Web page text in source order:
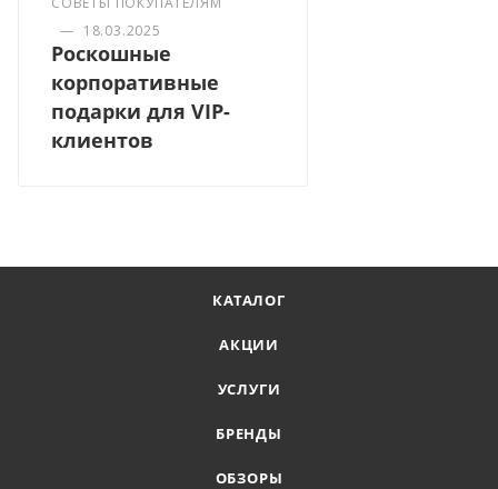
— 18.03.2025
Роскошные
корпоративные
подарки для VIP-
клиентов
КАТАЛОГ
АКЦИИ
УСЛУГИ
БРЕНДЫ
ОБЗОРЫ